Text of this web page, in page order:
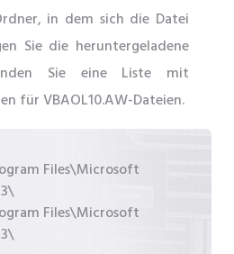
in dem sich die Datei
Sie die heruntergeladene
Sie eine Liste mit
für VBAOL10.AW-Dateien.
Files\Microsoft
Files\Microsoft